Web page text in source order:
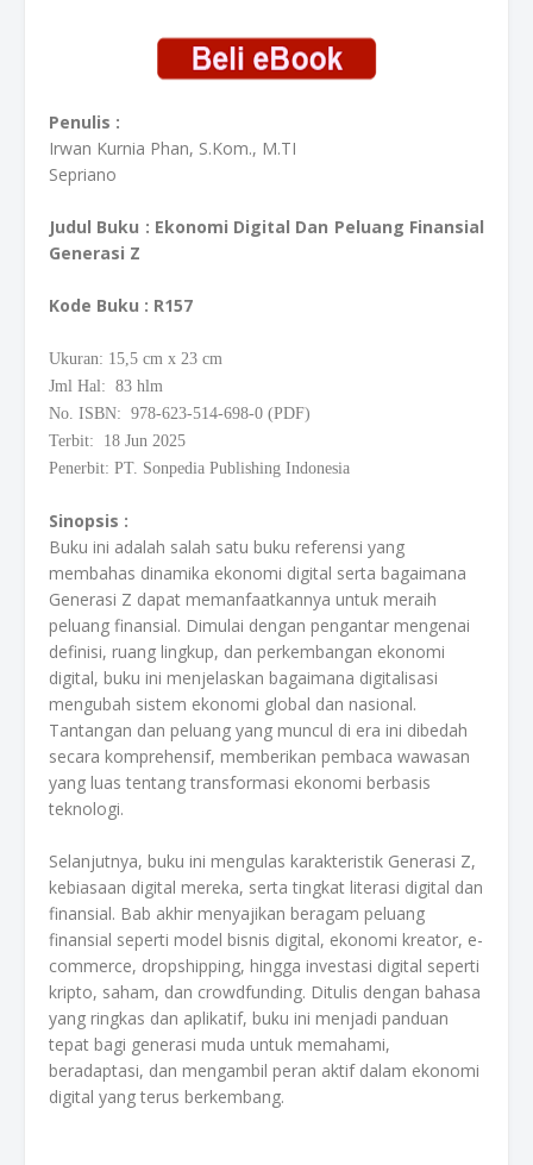
Penulis :
Irwan Kurnia Phan, S.Kom., M.TI
Sepriano
Judul Buku : Ekonomi Digital Dan Peluang Finansial
Generasi Z
Kode Buku : R157
Ukuran: 15,5 cm x 23 cm
Jml Hal: 83 hlm
No. ISBN: 978-623-514-698-0 (PDF)
Terbit: 18 Jun 2025
Penerbit: PT. Sonpedia Publishing Indonesia
Sinopsis :
Buku ini adalah salah satu buku referensi yang
membahas dinamika ekonomi digital serta bagaimana
Generasi Z dapat memanfaatkannya untuk meraih
peluang finansial. Dimulai dengan pengantar mengenai
definisi, ruang lingkup, dan perkembangan ekonomi
digital, buku ini menjelaskan bagaimana digitalisasi
mengubah sistem ekonomi global dan nasional.
Tantangan dan peluang yang muncul di era ini dibedah
secara komprehensif, memberikan pembaca wawasan
yang luas tentang transformasi ekonomi berbasis
teknologi.
Selanjutnya, buku ini mengulas karakteristik Generasi Z,
kebiasaan digital mereka, serta tingkat literasi digital dan
finansial. Bab akhir menyajikan beragam peluang
finansial seperti model bisnis digital, ekonomi kreator, e-
commerce, dropshipping, hingga investasi digital seperti
kripto, saham, dan crowdfunding. Ditulis dengan bahasa
yang ringkas dan aplikatif, buku ini menjadi panduan
tepat bagi generasi muda untuk memahami,
beradaptasi, dan mengambil peran aktif dalam ekonomi
digital yang terus berkembang.